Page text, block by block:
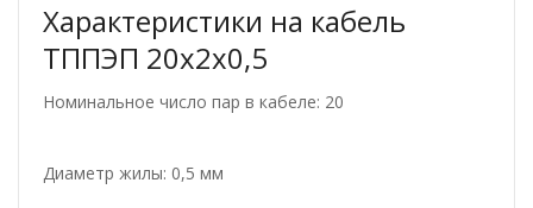
Характеристики на кабель
ТППЭП 20х2х0,5
Номинальное число пар в кабеле: 20
Диаметр жилы: 0,5 мм